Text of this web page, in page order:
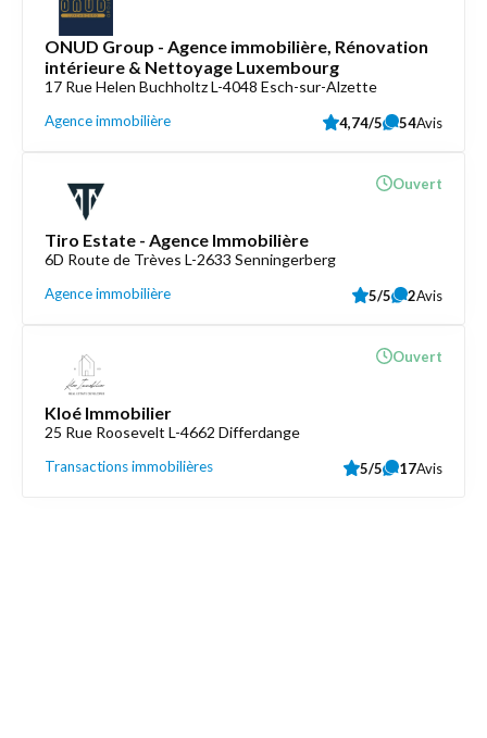
ONUD Group - Agence immobilière, Rénovation
intérieure & Nettoyage Luxembourg
17 Rue Helen Buchholtz L-4048 Esch-sur-Alzette
Agence immobilière 4,74/5 54Avis
Tiro Estate - Agence Immobilière
6D Route de Trèves L-2633 Senningerberg
Agence immobilière
Ouvert
5/5 2Avis
Kloé Immobilier
25 Rue Roosevelt L-4662 Differdange
Transactions immobilières
Ouvert
5/5 17Avis